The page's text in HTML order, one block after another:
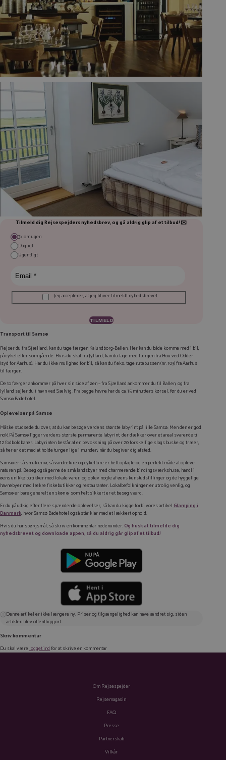
Tilmeld dig Rejsespejders nyhedsbrev, og gå aldrig glip af et tilbud!✉️
3x om ugen
Dagligt
Ugentligt
Jeg accepterer, at jeg bliver tilmeldt nyhedsbrevet
Transport til Samsø
Rejser du fra Sjælland, kan du tage færgen Kalundborg-Ballen. Her kan du både komme med i bil,
på cykel eller som gående. Hvis du skal fra Jylland, kan du tage med færgen fra Hou ved Odder
(syd for Aarhus). Har du ikke mulighed for bil, så kan du f.eks. tage rutebussen (nr. 103) fra Aarhus
til færgen.
De to færger ankommer på hver sin side af øen – fra Sjælland ankommer du til Ballen, og fra
Jylland sejler du i havn ved Sælvig. Fra begge havne har du ca. 15 minutters kørsel, før du er ved
Samsø Badehotel.
Oplevelser på Samsø
Måske studsede du over, at du kan besøge verdens største labyrint på lille Samsø. Men den er god
nok! På Samsø ligger verdens største permanente labyrint, der dækker over et areal svarende til
12 fodboldbaner. Labyrinten består af en bevoksning på over 20 forskellige slags buske og træer,
så her er det med at holde tungen lige i munden, når du begiver dig afsted.
Samsø er så smuk en ø, så vandreture og cykelture er helt oplagte og en perfekt måde at opleve
naturen på. Besøg også gerne de små landsbyer med charmerende bindingsværkshuse, handl i
øens unikke butikker med lokale varer, og oplev nogle af øens kunstudstillinger og de hyggelige
havnebyer med lækre fiskebutikker og restauranter. Lokalbefolkningen er utrolig venlig, og
Samsø er bare generelt en skøn ø, som helt sikkert er et besøg værd!
Er du på udkig efter flere spændende oplevelser, så kan du kigge forbi vores artikel Glamping i
Danmark, hvor Samsø Badehotel også står klar med et lækkert ophold.
Hvis du har spørgsmål, så skriv en kommentar nedenunder. Og husk at tilmelde dig
nyhedsbrevet og downloade appen, så du aldrig går glip af et tilbud!
Denne artikel er ikke længere ny. Priser og tilgængelighed kan have ændret sig, siden
artiklen blev offentliggjort.
Skriv kommentar
Du skal værelogget indfor at skrive en kommentar
Om Rejsespejder
Rejsemagasin
FAQ
Presse
Partnerskab
Vilkår